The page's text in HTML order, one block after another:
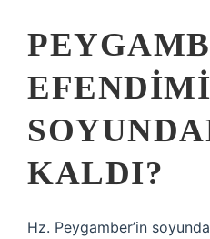
KALDI?
Hz. Peygamber’in